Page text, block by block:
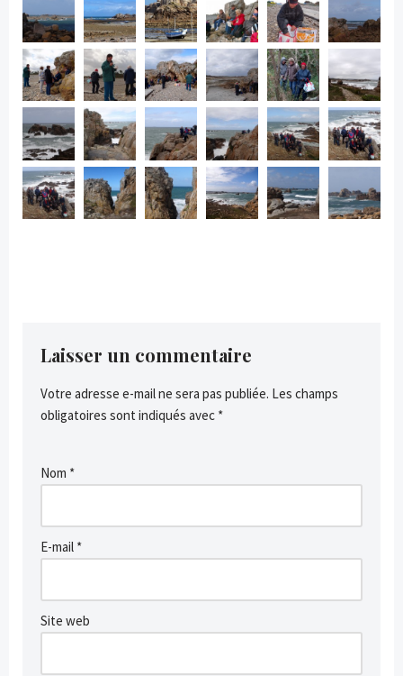
Laisser un commentaire
Votre adresse e-mail ne sera pas publiée. Les champs
obligatoires sont indiqués avec *
Nom *
E-mail *
Site web